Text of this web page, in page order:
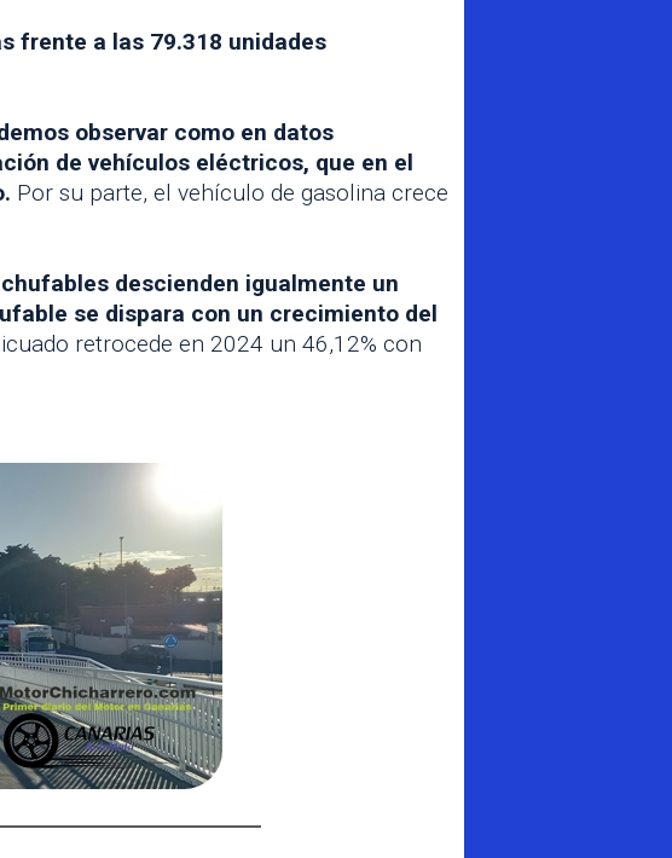
frente a las 79.318 unidades
observar como en datos
de vehículos eléctricos, que en el
Por su parte, el vehículo de gasolina crece
descienden igualmente un
se dispara con un crecimiento del
retrocede en 2024 un 46,12% con